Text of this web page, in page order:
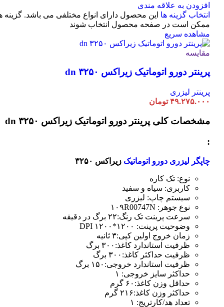
افزودن به علاقه مندی
انتخاب گزینه ها این محصول دارای انواع مختلفی می باشد. گزینه
ممکن است در صفحه محصول انتخاب شوند
مشاهده سریع
مقایسه
پرینتر دورو اتوماتیک زیراکس dn ۳۲۵۰
پرینتر لیزری
۴۹.۲۷۵.۰۰۰ تومان
مشخصات کلی پرینتر دورو اتوماتیک زیراکس dn ۳۲۵۰
:
چاپگر لیزری دورو اتوماتیک زیراکس ۳۲۵۰
نوع: تک کاره
کاربری: سیاه و سفید
سیستم چاپ: لیزری
نوع جوهر: ۱۰۹R00747N
سرعت پرینت تک رنگ:۲۲ برگ در دقیقه
وضوحیت پرینت: ۱۲۰۰*۱۲۰۰ DPI
زمان خروج اولین کپی:۳ ثانیه
ظرفیت استاندارد کاغذ:۳۰۰ برگ
ظرفیت حداکثر کاغذ:۳۰۰ برگ
ظرفیت استاندارد خروجی:۱۵۰ برگ
حداکثر سایز خروجی: ۱
حداقل وزن کاغذ:۶۰ گرم
حداکثر وزن کاغذ:۲۱۶ گرم
تعداد هد/کارتریج: ۱